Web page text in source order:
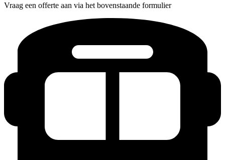
Vraag een offerte aan via het bovenstaande formulier